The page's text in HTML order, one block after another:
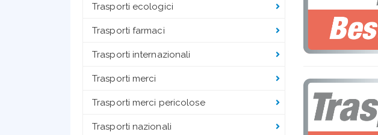
Trasporti ecologici
Trasporti farmaci
Trasporti internazionali
Trasporti merci
Trasporti merci pericolose
Trasporti nazionali